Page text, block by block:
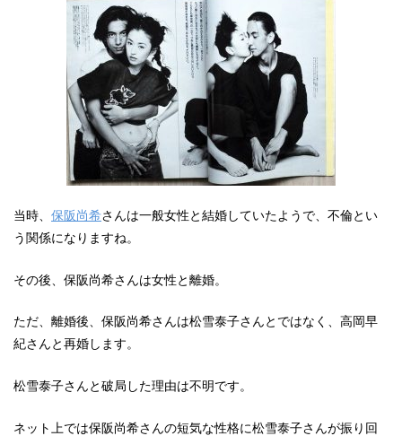
当時、 保阪尚希さんは一般女性と結婚していたようで、不倫とい
う関係になりますね。
その後、保阪尚希さんは女性と離婚。
ただ、離婚後、保阪尚希さんは松雪泰子さんとではなく、高岡早
紀さんと再婚します。
松雪泰子さんと破局した理由は不明です。
ネット上では保阪尚希さんの短気な性格に松雪泰子さんが振り回